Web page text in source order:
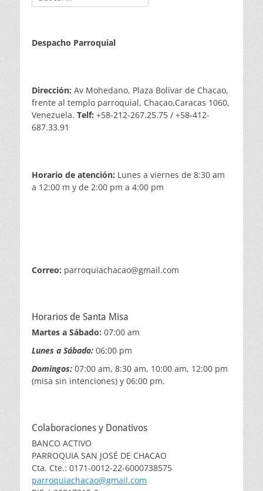
Despacho Parroquial
Dirección: Av Mohedano, Plaza Bolívar de Chacao,
frente al templo parroquial, Chacao,Caracas 1060,
Venezuela. Telf: +58-212-267.25.75 / +58-412-
687.33.91
Horario de atención: Lunes a viernes de 8:30 am
a 12:00 m y de 2:00 pm a 4:00 pm
Correo: parroquiachacao@gmail.com
Horarios de Santa Misa
Martes a Sábado: 07:00 am
Lunes a Sábado: 06:00 pm
Domingos: 07:00 am, 8:30 am, 10:00 am, 12:00 pm
(misa sin intenciones) y 06:00 pm.
Colaboraciones y Donativos
BANCO ACTIVO
PARROQUIA SAN JOSÉ DE CHACAO
Cta. Cte.: 0171-0012-22-6000738575
parroquiachacao@gmail.com